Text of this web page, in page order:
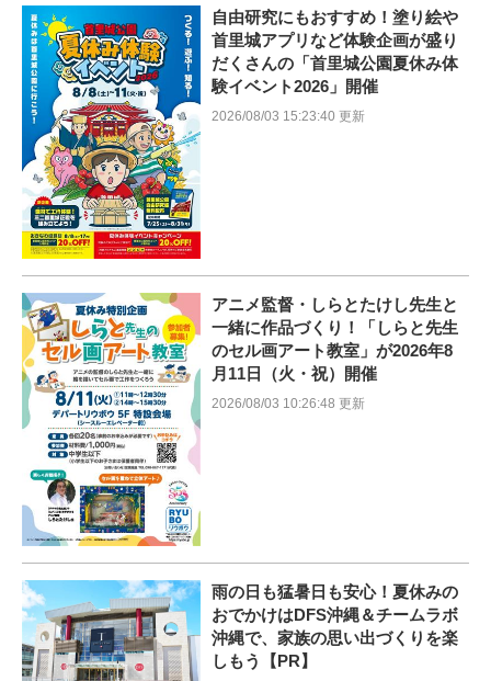
自由研究にもおすすめ！塗り絵や
首里城アプリなど体験企画が盛り
だくさんの「首里城公園夏休み体
験イベント2026」開催
2026/08/03 15:23:40 更新
アニメ監督・しらとたけし先生と
一緒に作品づくり！「しらと先生
のセル画アート教室」が2026年8
月11日（火・祝）開催
2026/08/03 10:26:48 更新
雨の日も猛暑日も安心！夏休みの
おでかけはDFS沖縄＆チームラボ
沖縄で、家族の思い出づくりを楽
しもう【PR】